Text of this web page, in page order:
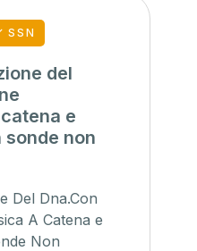
SSN
del
e
non
Del Dna.Con
A Catena e
Non